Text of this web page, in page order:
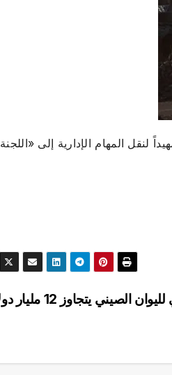
لنقل المهام الإدارية إلى «اللجنة
الصيني يتجاوز 12 مليار دولار